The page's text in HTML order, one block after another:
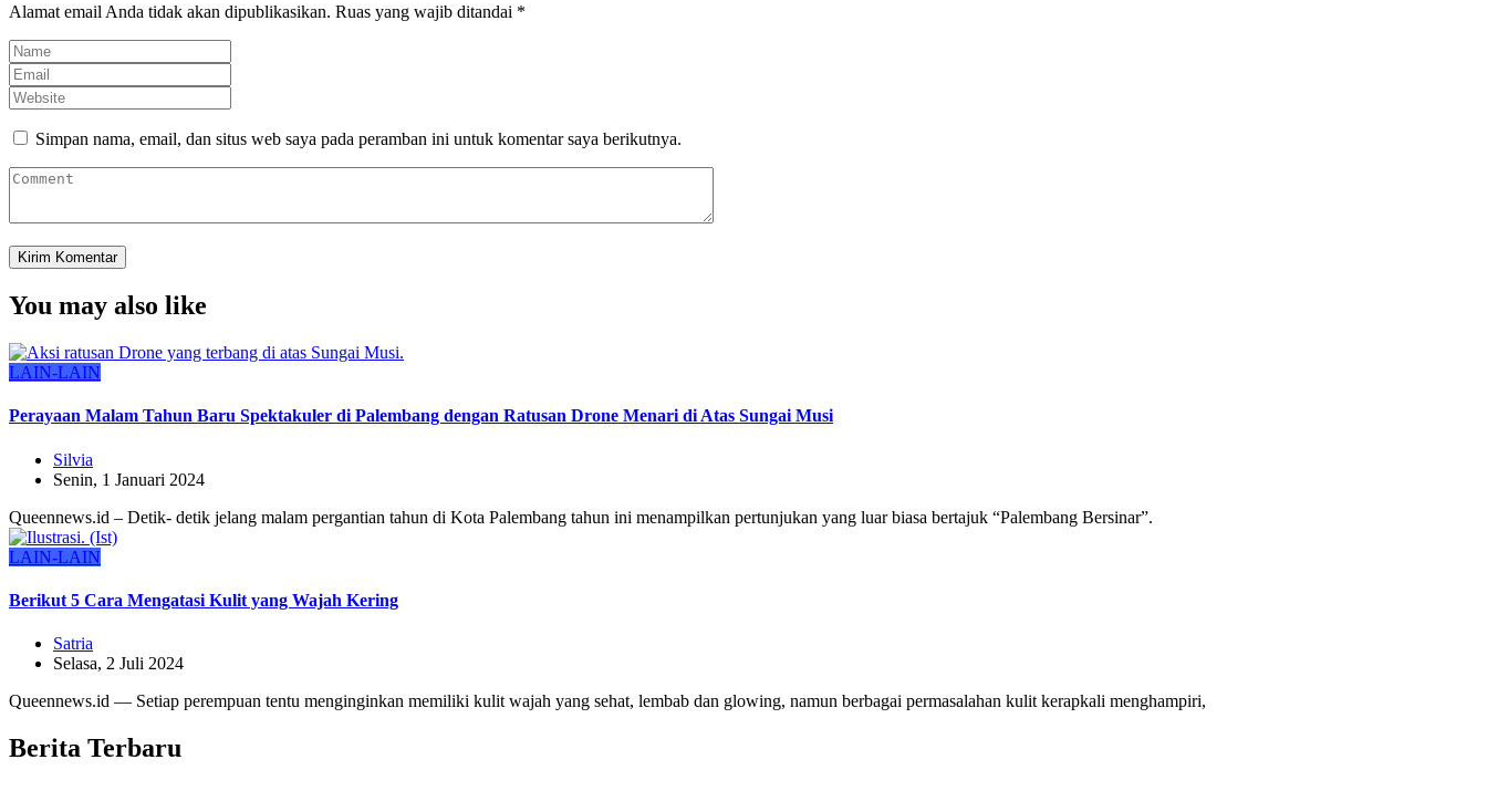
Alamat email Anda tidak akan dipublikasikan. Ruas yang wajib ditandai *
Simpan nama, email, dan situs web saya pada peramban ini untuk komentar saya berikutnya.
You may also like
LAIN-LAIN
Perayaan Malam Tahun Baru Spektakuler di Palembang dengan Ratusan Drone Menari di Atas Sungai Musi
Silvia
Senin, 1 Januari 2024
Queennews.id – Detik- detik jelang malam pergantian tahun di Kota Palembang tahun ini menampilkan pertunjukan yang luar biasa bertajuk “Palembang Bersinar”.
LAIN-LAIN
Berikut 5 Cara Mengatasi Kulit yang Wajah Kering
Satria
Selasa, 2 Juli 2024
Queennews.id — Setiap perempuan tentu menginginkan memiliki kulit wajah yang sehat, lembab dan glowing, namun berbagai permasalahan kulit kerapkali menghampiri,
Berita Terbaru